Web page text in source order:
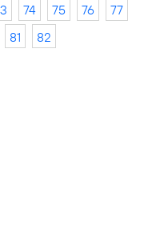
74 75 76
77
81 82